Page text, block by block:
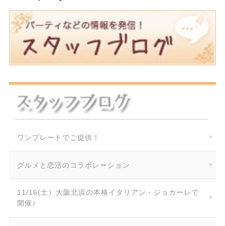
ワンプレートでご提供！
グルメと恋活のコラボレーション
11/16(土）大阪北浜の本格イタリアン・ジョカーレで
開催♪